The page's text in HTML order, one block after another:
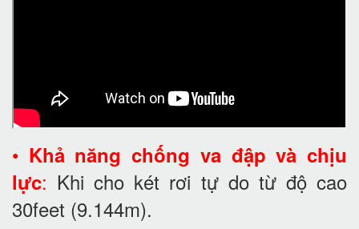
• Khả năng chống va đập và chịu
lực: Khi cho két rơi tự do từ độ cao
30feet (9.144m).